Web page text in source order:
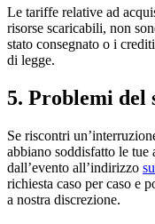
Le tariffe relative ad
risorse scaricabili, non
stato consegnato o i
di legge.
5. Problemi del
Se riscontri
abbiano soddisfatto le tue
dall’evento all’indirizzo
richiesta caso per caso e
a nostra discrezione.